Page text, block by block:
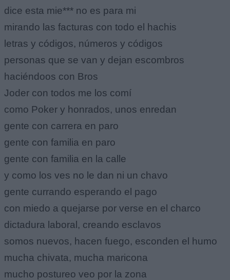
dice esta mie*** no es para mi
mirando las facturas con todo el hachis
letras y códigos, números y códigos
personas que se van y dejan escombros
haciéndoos con Bros
Joder con todos me los comí
como Poker y honrados, unos enredan
gente con carrera en paro
gente con familia en paro
gente con familia en la calle
y como los ves no le dan ni un chavo
gente currando esperando el pago
con miedo a quejarse por verse en el charco
dictadura laboral, creando esclavos
somos nuevos, hacen fuego, esconden el humo
mucha chivata, mucha maricona
mucho postureo veo por la zona